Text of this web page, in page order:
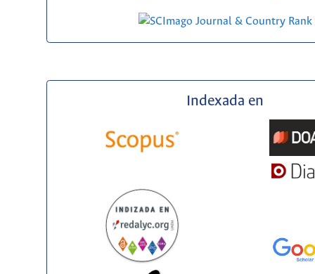
Indexada en